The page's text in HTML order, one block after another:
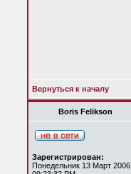
Вернуться к началу
Boris Felikson
Зарегистрирован:
Понедельник 13 Март 2006